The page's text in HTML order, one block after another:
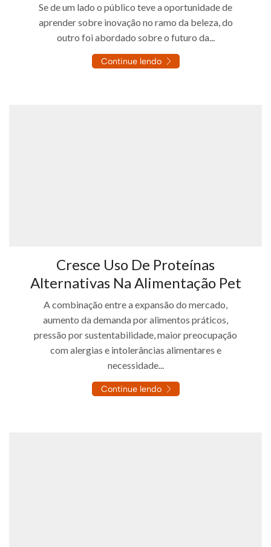
Se de um lado o público teve a oportunidade de
aprender sobre inovação no ramo da beleza, do
outro foi abordado sobre o futuro da...
Continue lendo
Cresce Uso De Proteínas
Alternativas Na Alimentação Pet
A combinação entre a expansão do mercado,
aumento da demanda por alimentos práticos,
pressão por sustentabilidade, maior preocupação
com alergias e intolerâncias alimentares e
necessidade...
Continue lendo